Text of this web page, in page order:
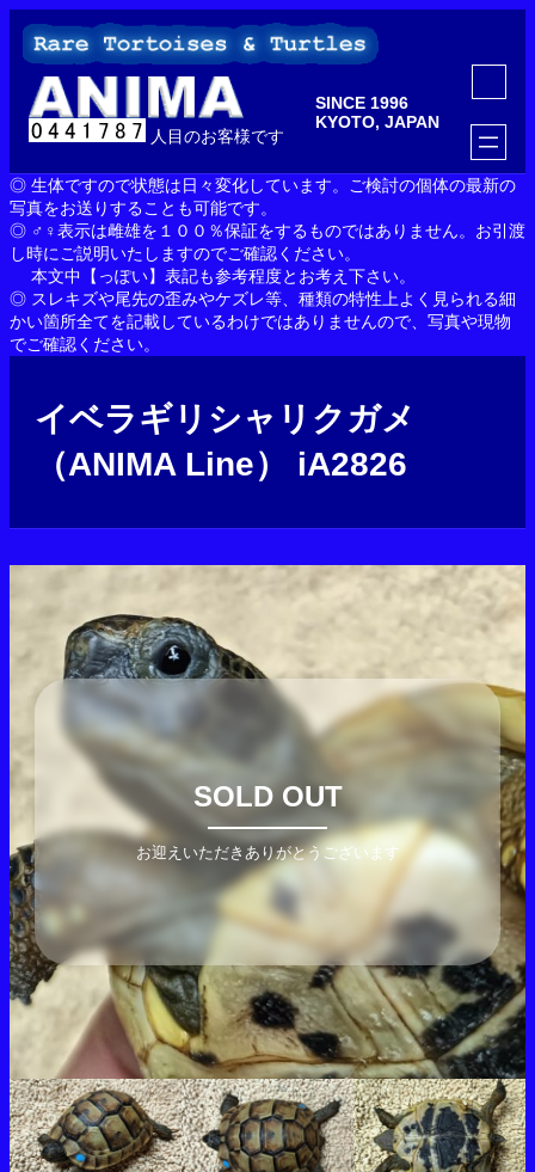
を
人目のお客様です
SINCE 1996
KYOTO, JAPAN
ア
コ
ン
リ
ン
ク
◎ 生体ですので状態は日々変化しています。ご検討の個体の最新の
写真をお送りすることも可能です。
◎ ♂♀表示は雌雄を１００％保証をするものではありません。お引渡
し時にご説明いたしますのでご確認ください。
本文中【っぽい】表記も参考程度とお考え下さい。
◎ スレキズや尾先の歪みやケズレ等、種類の特性上よく見られる細
かい箇所全てを記載しているわけではありませんので、写真や現物
でご確認ください。
イベラギリシャリクガメ
（ANIMA Line） iA2826
SOLD OUT
お迎えいただきありがとうございます